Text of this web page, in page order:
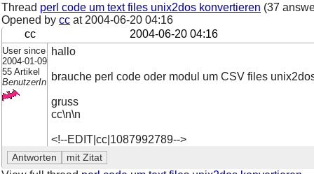
Thread perl code um text files unix2dos konvertieren (37
Opened by cc at 2004-06-20 04:16
cc
2004-06-20 04:16
User since
2004-01-09
55 Artikel
BenutzerIn
hallo
brauche perl code oder modul um CSV files
gruss
cc\n\n
<!--EDIT|cc|1087992789-->